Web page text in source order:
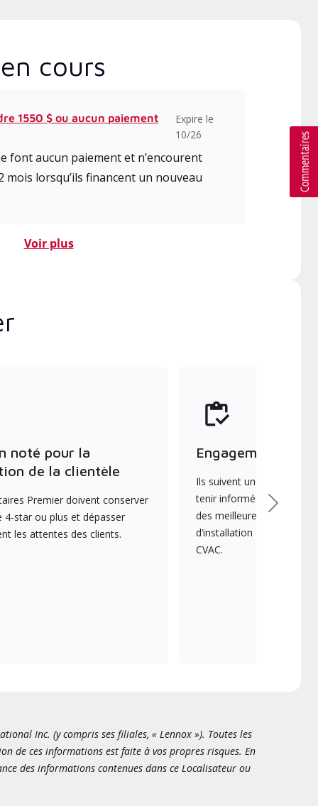
cours
1550 $ ou aucun paiement
Expire le
10/26
font aucun paiement et n’encourent
lorsqu’ils financent un nouveau
Voir plus
noté pour la
de la clientèle
Premier doivent conserver
4-star ou plus et dépasser
les attentes des clients.
Engagement
Ils suivent une formation
tenir informés des
des meilleures pratiques
d’installation et
CVAC.
Suivant
Inc. (y compris ses filiales, « Lennox »). Toutes les
de ces informations est faite à vos propres risques. En
des informations contenues dans ce Localisateur ou